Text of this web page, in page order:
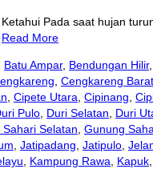
Pada saat hujan
Read More
Batu Ampar, Bendungan Hilir,
, Cengkareng Barat
, Cipete Utara, Cipinang,
Pulo, Duri Selatan, Duri
Selatan, Gunung
, Jatipadang, Jatipulo,
, Kampung Rawa, Kapuk,